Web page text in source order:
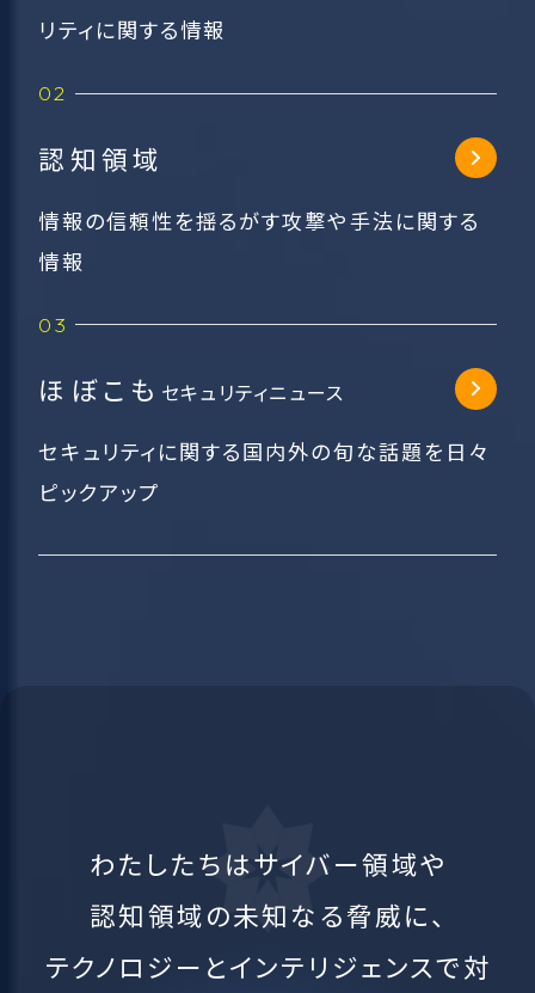
リティに関する情報
認知領域
情報の信頼性を揺るがす攻撃や手法に関する
情報
ほぼこも セキュリティニュース
セキュリティに関する国内外の旬な話題を日々
ピックアップ
わたしたちはサイバー領域や
認知領域の未知なる脅威に、
テクノロジーとインテリジェンスで対